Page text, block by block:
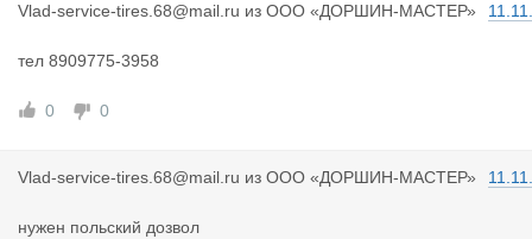
Vlad-service-tires.68@mail.ru из ООО «ДОРШИН-МАСТЕР»
тел 8909775-3958
0 0
Vlad-service-tires.68@mail.ru из ООО «ДОРШИН-МАСТЕР»
нужен польский дозвол